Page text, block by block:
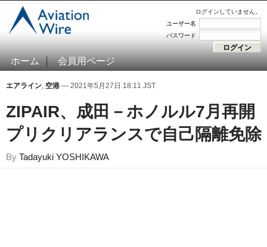
ログインしていません。
ユーザー名
パスワード
ホーム 会員用ページ
エアライン, 空港 — 2021年5月27日 18:11 JST
ZIPAIR、成田－ホノルル7月再
プリクリアランスで自己隔離免除
By Tadayuki YOSHIKAWA